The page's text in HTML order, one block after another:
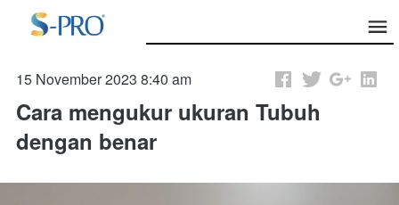
15 November 2023 8:40 am
Cara mengukur ukuran Tubuh
dengan benar